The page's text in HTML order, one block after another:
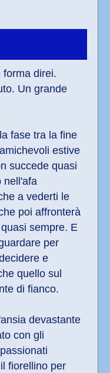
forma direi.
Un grande
fase tra la fine
estive
succede quasi
nell'afa
a vederti le
poi affronterà
sempre. E
per
e
quello sul
di fianco.
devastante
con gli
fiorellino per